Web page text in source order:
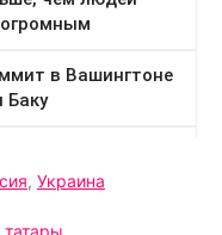
, Украина